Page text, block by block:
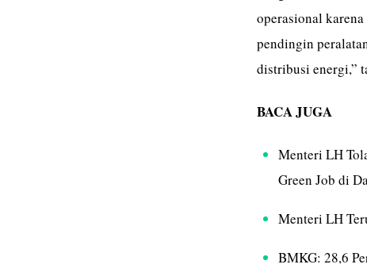
operasional
pendingin
distribusi energi,”
BACA JUGA
Menteri LH
Green Job di
Menteri LH
BMKG: 28,6